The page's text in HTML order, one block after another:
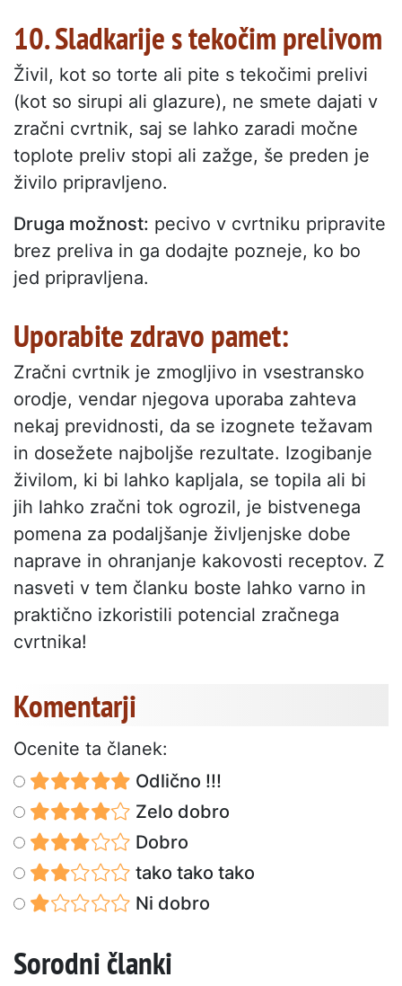
10. Sladkarije s tekočim prelivom
Živil, kot so torte ali pite s tekočimi prelivi
(kot so sirupi ali glazure), ne smete dajati v
zračni cvrtnik, saj se lahko zaradi močne
toplote preliv stopi ali zažge, še preden je
živilo pripravljeno.
Druga možnost: pecivo v cvrtniku pripravite
brez preliva in ga dodajte pozneje, ko bo
jed pripravljena.
Uporabite zdravo pamet:
Zračni cvrtnik je zmogljivo in vsestransko
orodje, vendar njegova uporaba zahteva
nekaj previdnosti, da se izognete težavam
in dosežete najboljše rezultate. Izogibanje
živilom, ki bi lahko kapljala, se topila ali bi
jih lahko zračni tok ogrozil, je bistvenega
pomena za podaljšanje življenjske dobe
naprave in ohranjanje kakovosti receptov. Z
nasveti v tem članku boste lahko varno in
praktično izkoristili potencial zračnega
cvrtnika!
Komentarji
Ocenite ta članek:
Odlično !!!
Zelo dobro
Dobro
tako tako tako
Ni dobro
Sorodni članki